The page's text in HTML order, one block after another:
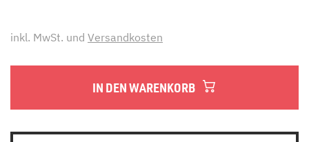
inkl. MwSt. und Versandkosten
IN DEN WARENKORB